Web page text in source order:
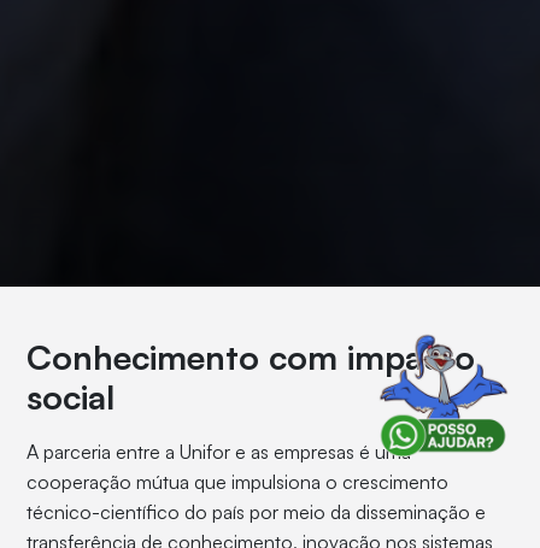
Conhecimento com impacto
social
A parceria entre a Unifor e as empresas é uma
cooperação mútua que impulsiona o crescimento
técnico-científico do país por meio da disseminação e
transferência de conhecimento, inovação nos sistemas